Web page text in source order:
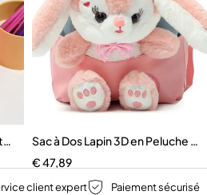
léger de grande capacité pour
Sac à Dos Lapin 3D en Peluche
€47,89
client expert Paiement sécurisé